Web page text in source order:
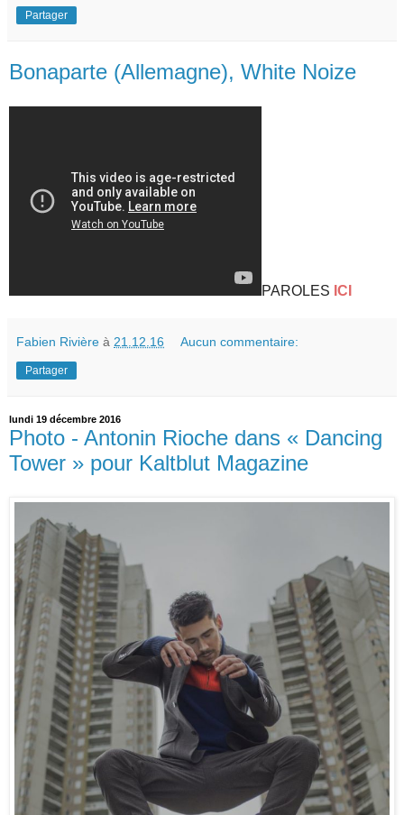
Partager
Bonaparte (Allemagne), White Noize
PAROLES ICI
Fabien Rivière à 21.12.16 Aucun commentaire:
Partager
lundi 19 décembre 2016
Photo - Antonin Rioche dans « Dancing
Tower » pour Kaltblut Magazine